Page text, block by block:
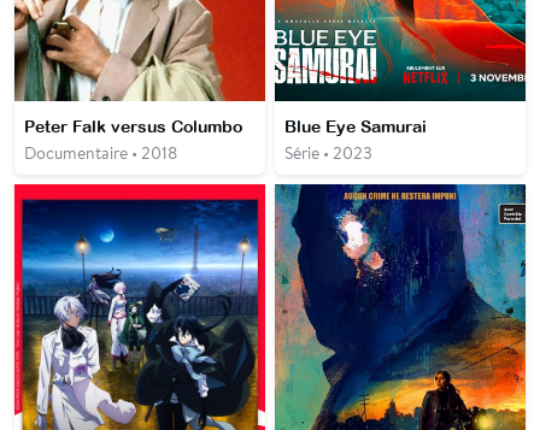
Peter Falk versus Columbo
Documentaire • 2018
Blue Eye Samurai
Série • 2023